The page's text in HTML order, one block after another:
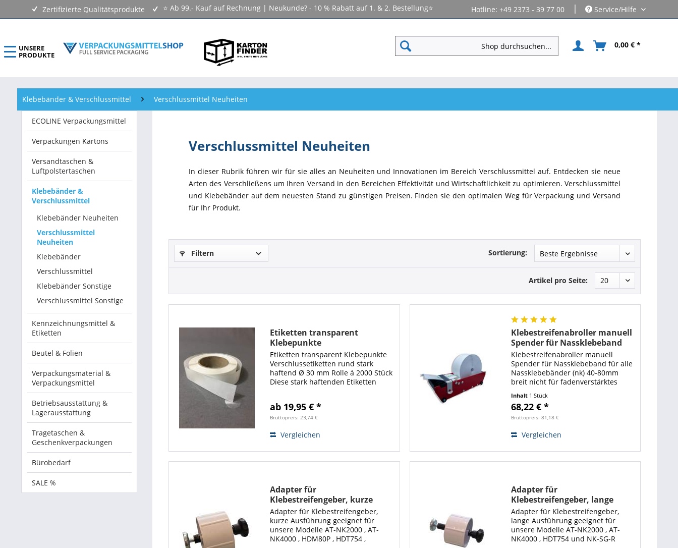
Zertifizierte Qualitätsprodukte ⭐ Ab 99.- Kauf auf Rechnung | Neukunde? - 10 % Rabatt auf 1. & 2. Bestellung⭐ Hotline: +49 2373 - 39 77 00 | Service/Hilfe
UNSERE
PRODUKTE
0,00 € *
ECOLINE Verpackungsmittel
Verpackungen Kartons
Versandtaschen & Luftpolstertaschen
Klebebänder & Verschlussmittel
Kennzeichnungsmittel & Etiketten
Beutel & Folien
Betriebsausstattung & Lagerausstattung
Tragetaschen & Geschenkverpackungen
SALE %
Klebebänder & Verschlussmittel Verschlussmittel Neuheiten
ECOLINE Verpackungsmittel
Verpackungen Kartons
Versandtaschen &
Luftpolstertaschen
Klebebänder &
Verschlussmittel
Klebebänder Neuheiten
Verschlussmittel
Neuheiten
Klebebänder
Verschlussmittel
Klebebänder Sonstige
Verschlussmittel Sonstige
Kennzeichnungsmittel &
Etiketten
Beutel & Folien
Verpackungsmaterial &
Verpackungsmittel
Betriebsausstattung &
Lagerausstattung
Tragetaschen &
Geschenkverpackungen
Bürobedarf
SALE %
Verschlussmittel Neuheiten
In dieser Rubrik führen wir für sie alles an Neuheiten und Innovationen im Bereich Verschlussmittel auf. Entdecken sie neue
Arten des Verschließens um Ihren Versand in den Bereichen Effektivität und Wirtschaftlichkeit zu optimieren. Verschlussmittel
und Klebebänder auf dem neuesten Stand zu günstigen Preisen. Finden sie den optimalen Weg für Verpackung und Versand
für Ihr Produkt.
Filtern Sortierung:
Artikel pro Seite:
Etiketten transparent
Klebepunkte
Verschlussetiketten rund
stark haftend Ø 30 mm Rolle á
2000 Stück
Etiketten transparent Klebepunkte
Verschlussetiketten rund stark
haftend Ø 30 mm Rolle á 2000 Stück
Diese stark haftenden Etiketten
Umverpackungen z.B. für CD-Hüllen,
DVD-Hüllen...
ab 19,95 € *
Bruttopreis: 23,74 €
Vergleichen
Klebestreifenabroller manuell
Spender für Nassklebeband
Klebestreifenabroller manuell
Spender für Nassklebeband für alle
Nassklebebänder (nk) 40-80mm
breit nicht für fadenverstärktes
einfache Mechanik robuste
Bauweise mit Wasserbehälter für
Kleberollenlänge bis...
Inhalt 1 Stück
68,22 € *
Bruttopreis: 81,18 €
Vergleichen
Adapter für
Klebestreifengeber, kurze
Ausführung
Adapter für Klebestreifengeber,
kurze Ausführung geeignet für
unsere Modelle AT-NK2000 , AT-
NK4000 , HDM80P , HDT754 ,
Adapter für
Klebestreifengeber, lange
Ausführung
Adapter für Klebestreifengeber,
lange Ausführung geeignet für
unsere Modelle AT-NK2000 , AT-
NK4000 , HDT754 und NK-SG-R